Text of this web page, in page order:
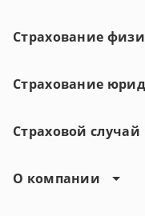
Страхование
Страхование
Страховой случай
О компании